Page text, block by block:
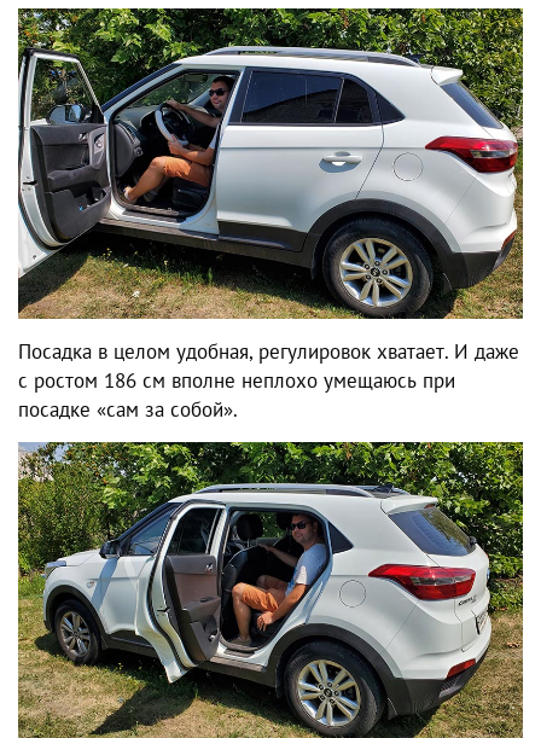
Посадка в целом удобная, регулировок хватает. И даже
с ростом 186 см вполне неплохо умещаюсь при
посадке «сам за собой».